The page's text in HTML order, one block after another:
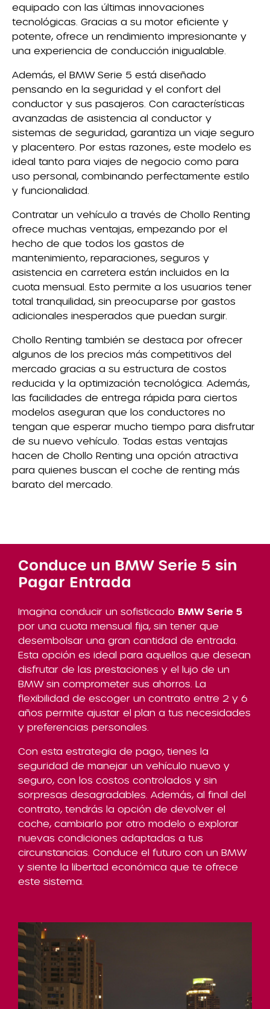
equipado con las últimas innovaciones
tecnológicas. Gracias a su motor eficiente y
potente, ofrece un rendimiento impresionante y
una experiencia de conducción inigualable.
Además, el BMW Serie 5 está diseñado
pensando en la seguridad y el confort del
conductor y sus pasajeros. Con características
avanzadas de asistencia al conductor y
sistemas de seguridad, garantiza un viaje seguro
y placentero. Por estas razones, este modelo es
ideal tanto para viajes de negocio como para
uso personal, combinando perfectamente estilo
y funcionalidad.
Contratar un vehículo a través de Chollo Renting
ofrece muchas ventajas, empezando por el
hecho de que todos los gastos de
mantenimiento, reparaciones, seguros y
asistencia en carretera están incluidos en la
cuota mensual. Esto permite a los usuarios tener
total tranquilidad, sin preocuparse por gastos
adicionales inesperados que puedan surgir.
Chollo Renting también se destaca por ofrecer
algunos de los precios más competitivos del
mercado gracias a su estructura de costos
reducida y la optimización tecnológica. Además,
las facilidades de entrega rápida para ciertos
modelos aseguran que los conductores no
tengan que esperar mucho tiempo para disfrutar
de su nuevo vehículo. Todas estas ventajas
hacen de Chollo Renting una opción atractiva
para quienes buscan el coche de renting más
barato del mercado.
Conduce un BMW Serie 5 sin
Pagar Entrada
Imagina conducir un sofisticado BMW Serie 5
por una cuota mensual fija, sin tener que
desembolsar una gran cantidad de entrada.
Esta opción es ideal para aquellos que desean
disfrutar de las prestaciones y el lujo de un
BMW sin comprometer sus ahorros. La
flexibilidad de escoger un contrato entre 2 y 6
años permite ajustar el plan a tus necesidades
y preferencias personales.
Con esta estrategia de pago, tienes la
seguridad de manejar un vehículo nuevo y
seguro, con los costos controlados y sin
sorpresas desagradables. Además, al final del
contrato, tendrás la opción de devolver el
coche, cambiarlo por otro modelo o explorar
nuevas condiciones adaptadas a tus
circunstancias. Conduce el futuro con un BMW
y siente la libertad económica que te ofrece
este sistema.